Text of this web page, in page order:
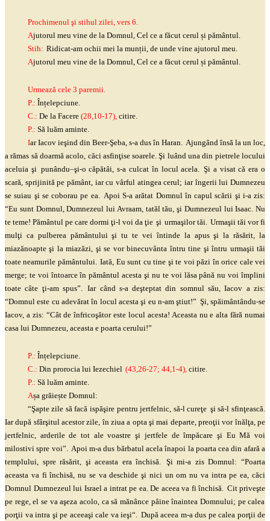
Prochimenul şistihul zilei, vers 6.
Ajutorul meu vine de la Domnul, Cel ce a făcut cerul și pământul.
Stih: Ridicat-am ochii mei la munții, de unde vine ajutorul meu.
Ajutorul meu vine de la Domnul, Cel ce a făcut cerul și pământul.
Urmează cele 3 paremii.
P.: Înțelepciune.
C.: De la Facere (28,10-17),citire.
P.: Să luăm aminte.
Iar Iacov ieşinddin Beer-Şeba, s-a dus în Haran. Ajungând însă la un loc,
a rămas să doarmă acolo, căci asfinţisesoarele.Şi luând una din pietrele locului
aceluia şi punându–şi-o căpătâi, s-a culcat în locul acela. Şi a visat că era o
scară, sprijinită pe pământ, iar cu vârful atingea cerul; iar îngerii lui Dumnezeu
se suiau şise coborau pe ea. Apoi S-a arătat Domnul în capul scării şii-a zis:
“Eu sunt Domnul, Dumnezeul lui Avraam, tatăl tău, şi Dumnezeul lui Isaac. Nu
te teme! Pământul pe care dormi ţi-l voi da ţie şi urmaşilortăi. Urmaşii tăi vor fi
mulţi ca pulberea pământuluişi tu te vei întinde la apusşi la răsărit, la
miazănoapteşi la miazăzi, şise vor binecuvânta întru tine şiîntru urmaşiităi
toate neamurile pământului. Iată, Eu sunt cu tine şite voi păzi în orice cale vei
merge; te voi întoarce în pământul acestaşi nu te voi lăsa până nu voi împlini
toate câte ţi-am spus”. Iar când s-adeşteptat din somnul său, Iacov a zis:
“Domnul este cu adevărat în locul acestaşi eu n-amştiut!” Şi, spăimântându-se
Iacov, a zis: “Cât deînfricoşătoreste locul acesta! Aceasta nu e alta fără numai
casa lui Dumnezeu, aceasta e poarta cerului!”
P.: Înțelepciune.
C.: Din prorocia lui Iezechiel (43,26-27; 44,1-4), citire.
P.: Să luăm aminte.
Așa grăiește Domnul:
“Şaptezile să facăispăşire pentru jertfelnic, să-lcureţe şi să-lsfinţească
Iar după sfârşitul acestor zile, în ziua a optaşi mai departe,preoţii vorînălţa , pe
jertfelnic, arderile de tot ale voastreşi jertfele de împăcare şi Eu Mă voi
milostivi spre voi”.
Apoi m-a dus bărbatul acela înapoi la poarta cea din afară a
templului, spre răsărit, şi aceasta era închisă. Şi mi-a zis Domnul: “Poarta
aceasta va fi închisă, nu se va deschideşi nici un om nu va intra pe ea, căci
Domnul Dumnezeul lui Israel a intrat pe ea. De aceea va fi închisă.
Cit priveşte
pe rege, el se vaaşeza acolo, ca să mănânce pâine înaintea Domnului; pe calea
porţii va intra şi pe aceeaşi cale va ieşi“. După aceea m-a dus pe calea porţii de